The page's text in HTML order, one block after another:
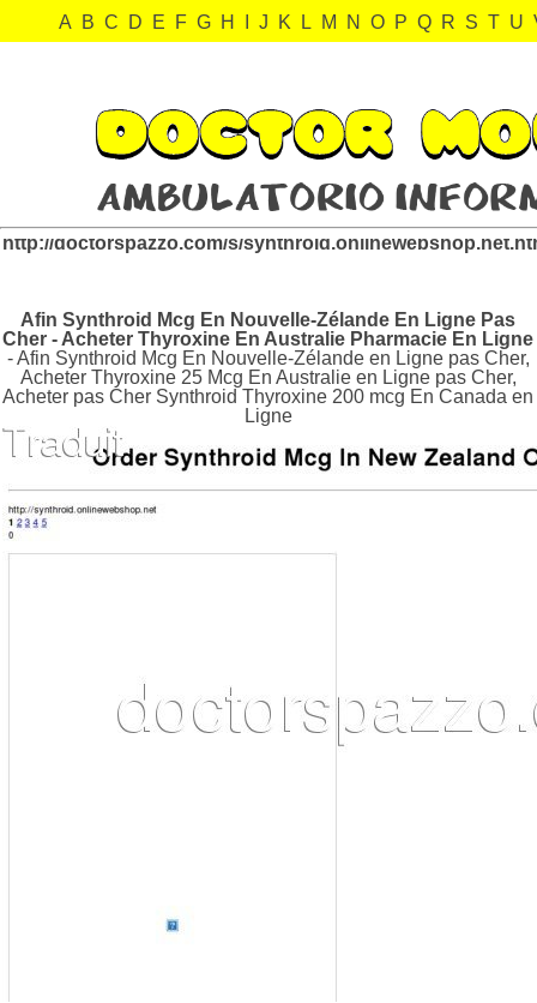
A B C D E F G H J K L M N O P Q R S T U
synthroid.onlinewebshop.net Revisión:
http://doctorspazzo.com/s/
Afin Synthroid Mcg En Nouvelle-Zélande En Ligne Pas
Cher - Acheter Thyroxine En Australie Pharmacie En Ligne
- Afin Synthroid Mcg En Nouvelle-Zélande en Ligne pas Cher,
Acheter Thyroxine 25 Mcg En Australie en Ligne pas Cher,
Acheter pas Cher Synthroid Thyroxine 200 mcg En Canada en
Ligne